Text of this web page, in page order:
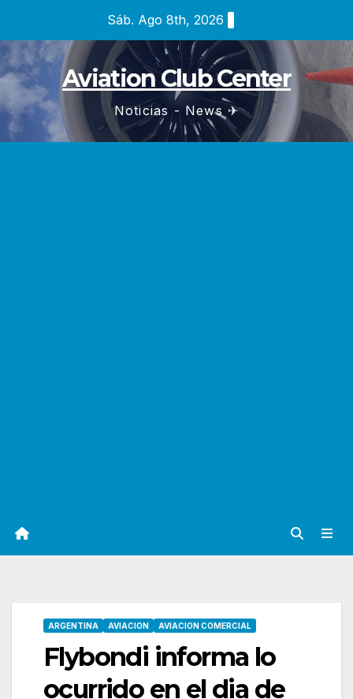
contenido
Sáb. Ago 8th, 2026
Aviation Club Center
Noticias - News ✈
ARGENTINA AVIACION AVIACION COMERCIAL
Flybondi informa lo
ocurrido en el dia de